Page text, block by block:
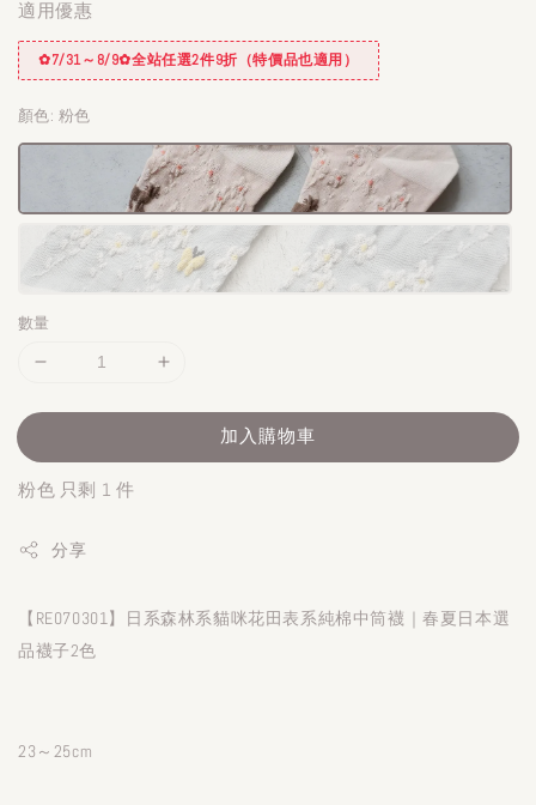
適用優惠
✿7/31～8/9✿全站任選2件9折（特價品也適用）
顏色: 粉色
數量
加入購物車
粉色 只剩 1 件
分享
【RE070301】日系森林系貓咪花田表系純棉中筒襪｜春夏日本選
品襪子2色
23～25cm